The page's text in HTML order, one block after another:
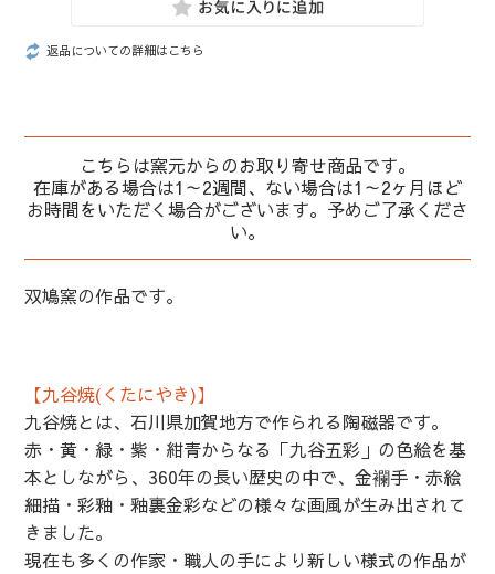
返品についての詳細はこちら
こちらは窯元からのお取り寄せ商品です。
在庫がある場合は1～2週間、ない場合は1～2ヶ月ほど
お時間をいただく場合がございます。予めご了承くださ
い。
双鳩窯の作品です。
【九谷焼(くたにやき)】
九谷焼とは、石川県加賀地方で作られる陶磁器です。
赤・黄・緑・紫・紺青からなる「九谷五彩」の色絵を基
本としながら、360年の長い歴史の中で、金襴手・赤絵
細描・彩釉・釉裏金彩などの様々な画風が生み出されて
きました。
現在も多くの作家・職人の手により新しい様式の作品が